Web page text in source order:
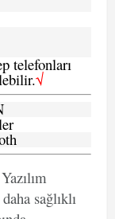
telefonları
√
Yazılım
sağlıklı